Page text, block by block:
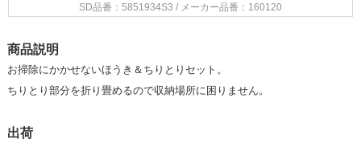
SD品番：5851934S3 / メーカー品番：160120
商品説明
お掃除にかかせないほうき＆ちりとりセット。
ちりとり部分を折り畳めるので収納場所に困りません。
出荷